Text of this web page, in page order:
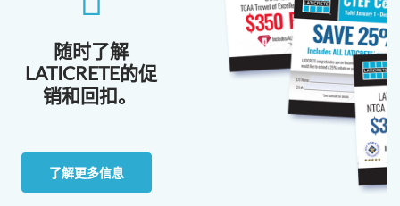
随时了解
LATICRETE的促
销和回扣。
了解更多信息